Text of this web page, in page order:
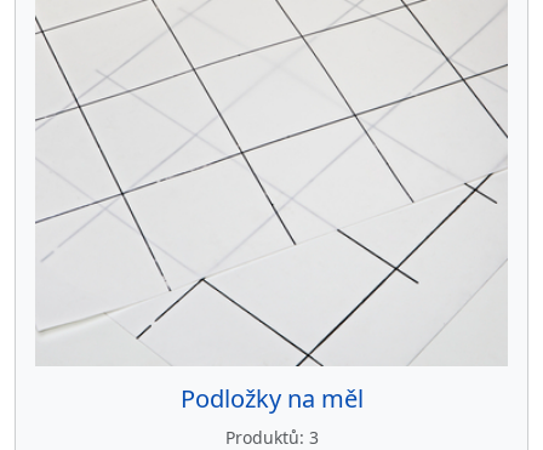
Podložky na měl
Produktů 3